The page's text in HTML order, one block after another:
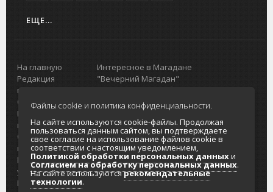
ЕЩЕ...
На главную
Редакция
портала
О проекте
Реклама на
портале
Отзывы и
предложения
Интернет-
услуги
Разработка
Интересное в Магадане
"Вечерний Магадан"
Городская доска объявлений
Реклама
Главный туристический портал
Колымы
Политика в отношении обработки
персональных данных
Согласие на обработку персональных
данных
Файлы cookie и политика конфиденциальности.
На сайте используются cookie-файлы. Продолжая
пользоваться данным сайтом, вы подтверждаете
свое согласие на использование файлов cookie в
соответствии с настоящим уведомлением,
Политикой обработки персональных данныхи
Согласием на обработку персональных данных.
На сайте используютсярекомендательные
технологии.